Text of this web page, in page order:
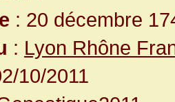
: 20 décembre
: Lyon Rhône
10/2011